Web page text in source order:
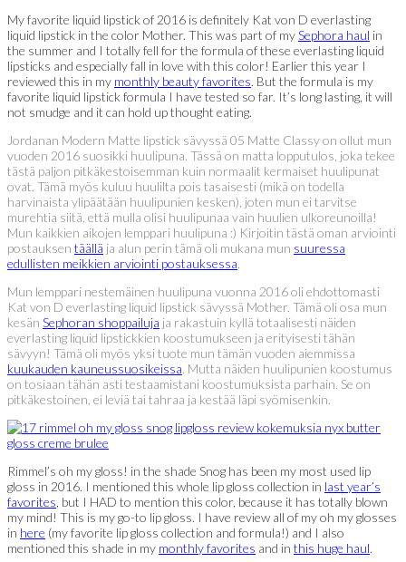
My favorite liquid lipstick of 2016 is definitely Kat von D everlasting
liquid lipstick in the color Mother. This was part of mySephora haul in
the summer and I totally fell for the formula of these everlasting liquid
lipsticks and especially fall in love with this color! Earlier this year I
reviewed this in my monthly beauty favorites. But the formula is my
favorite liquid lipstick formula I have tested so far. It’s long lasting, it will
not smudge and it can hold up thought eating.
Jordanan Modern Matte lipstick sävyssä 05 Matte Classy on ollut mun
vuoden 2016 suosikki huulipuna. Tässä on matta lopputulos, joka tekee
tästä paljon pitkäkestoisemman kuin normaalit kermaiset huulipunat
ovat. Tämä myös kuluu huulilta pois tasaisesti (mikä on todella
harvinaista ylipäätään huulipunien kesken), joten mun ei tarvitse
murehtia siitä, että mulla olisi huulipunaa vain huulien ulkoreunoilla!
Mun kaikkien aikojen lemppari huulipuna :) Kirjoitin tästä oman arviointi
postauksen täällä ja alun perin tämä oli mukana mun suuressa
edullisten meikkien arviointi postauksessa.
Mun lemppari nestemäinen huulipuna vuonna 2016 oli ehdottomasti
Kat von D everlasting liquid lipstick sävyssä Mother. Tämä oli osa mun
kesän Sephoran shoppailuja ja rakastuin kyllä totaalisesti näiden
everlasting liquid lipstickkien koostumukseen ja erityisesti tähän
sävyyn! Tämä oli myös yksi tuote mun tämän vuoden aiemmissa
kuukauden kauneussuosikeissa. Mutta näiden huulipunien koostumus
on tosiaan tähän asti testaamistani koostumuksista parhain. Se on
pitkäkestoinen, ei leviä tai tahraa ja kestää läpi syömisenkin.
Rimmel’s oh my gloss! in the shade Snog has been my most used lip
gloss in 2016. I mentioned this whole lip gloss collection in last year’s
favorites , but I HAD to mention this color, because it has totally blown
my mind! This is my go-to lip gloss. I have review all of my oh my glosses
in here (my favorite lip gloss collection and formula!) and I also
mentioned this shade in my monthly favorites and in this huge haul.